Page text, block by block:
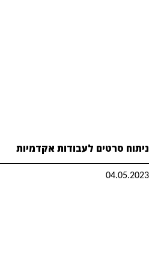
ניתוח סרטים לעבודות אקדמיות
04.05.2023